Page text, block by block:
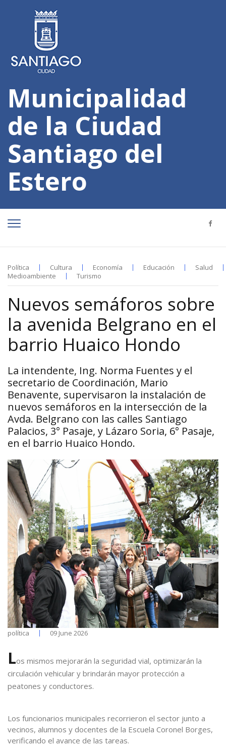
Municipalidad
de la Ciudad
Santiago del
Estero
Política Cultura Economía Educación
Salud
Medioambiente
Turismo
Nuevos semáforos sobre
la avenida Belgrano en el
barrio Huaico Hondo
La intendente, Ing. Norma Fuentes y el
secretario de Coordinación, Mario
Benavente, supervisaron la instalación de
nuevos semáforos en la intersección de la
Avda. Belgrano con las calles Santiago
Palacios, 3° Pasaje, y Lázaro Soria, 6° Pasaje,
en el barrio Huaico Hondo.
política 09 June 2026
Los mismos mejorarán la seguridad vial, optimizarán la
circulación vehicular y brindarán mayor protección a
peatones y conductores.
Los funcionarios municipales recorrieron el sector junto a
vecinos, alumnos y docentes de la Escuela Coronel Borges,
verificando el avance de las tareas.